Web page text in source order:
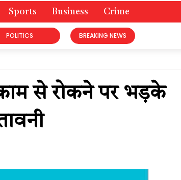
Sports Business Crime
POLITICS BREAKING NEWS
से रोकने पर भड़के